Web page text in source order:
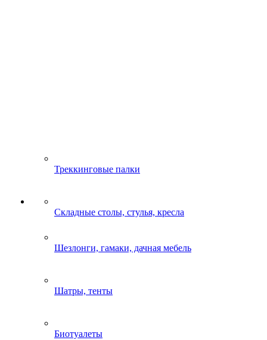
Треккинговые палки
Складные столы, стулья, кресла
Шезлонги, гамаки, дачная мебель
Шатры, тенты
Биотуалеты